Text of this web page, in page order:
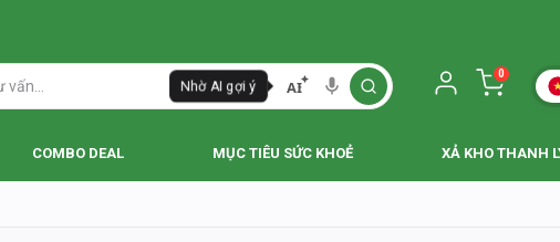
Nhờ AI gợi ý AI
0
COMBO DEAL MỤC TIÊU SỨC KHOẺ XẢ KHO THANH